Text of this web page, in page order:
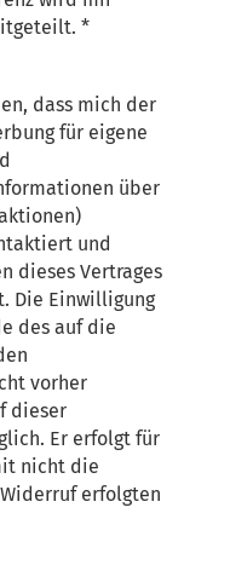
*
dass mich der
für eigene
über
und
dieses Vertrages
Die Einwilligung
des auf die
vorher
dieser
Er erfolgt für
nicht die
erfolgten